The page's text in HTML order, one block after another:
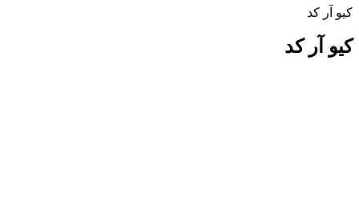
کیو آر کد
کیو آر کد